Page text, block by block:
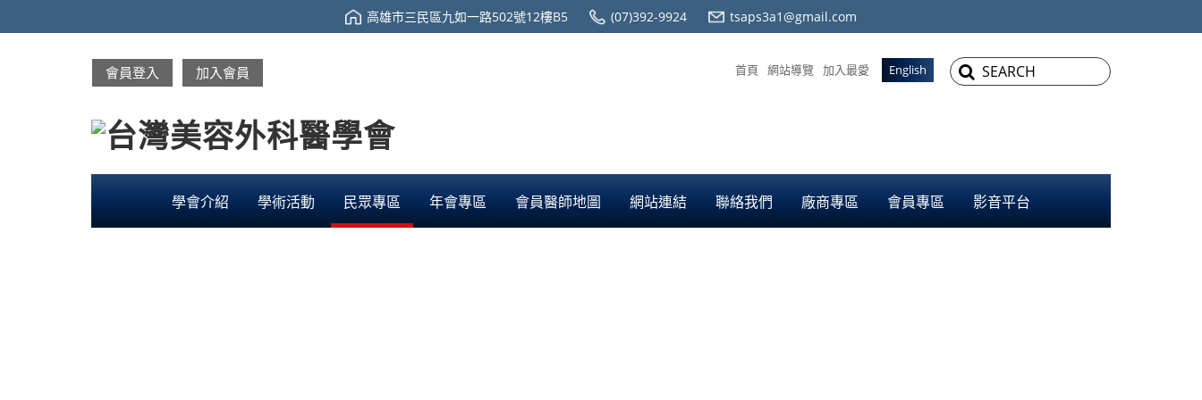
高雄市三民區九如一路502號12樓B5 (07)392-9924 tsaps3a1@gmail.com
首頁 網站導覽 加入最愛 English
會員登入 加入會員
學會介紹 學術活動 民眾專區 年會專區 會員醫師地圖 網站連結 聯絡我們 廠商專區 會員專區 影音平台